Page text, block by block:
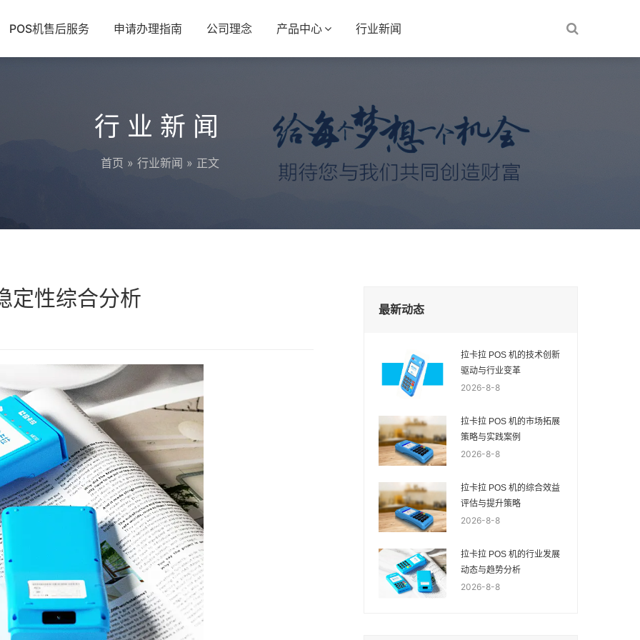
POS机售后服务 申请办理指南 公司理念 产品中心 行业新闻
行业新闻
首页 » 行业新闻 » 正文
定性综合分析 最新动态
拉卡拉 POS 机的技术创新
驱动与行业变革
2026-8-8
拉卡拉 POS 机的市场拓展
策略与实践案例
2026-8-8
拉卡拉 POS 机的综合效益
评估与提升策略
2026-8-8
拉卡拉 POS 机的行业发展
动态与趋势分析
2026-8-8